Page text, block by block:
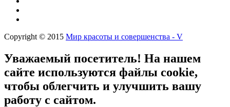
Copyright © 2015 Мир красоты и совершенства - V
Уважаемый посетитель! На нашем
сайте используются файлы cookie,
чтобы облегчить и улучшить вашу
работу с сайтом.